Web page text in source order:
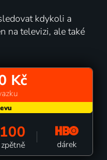
kdykoli a
na televizi, ale také
Kč
100
dárek